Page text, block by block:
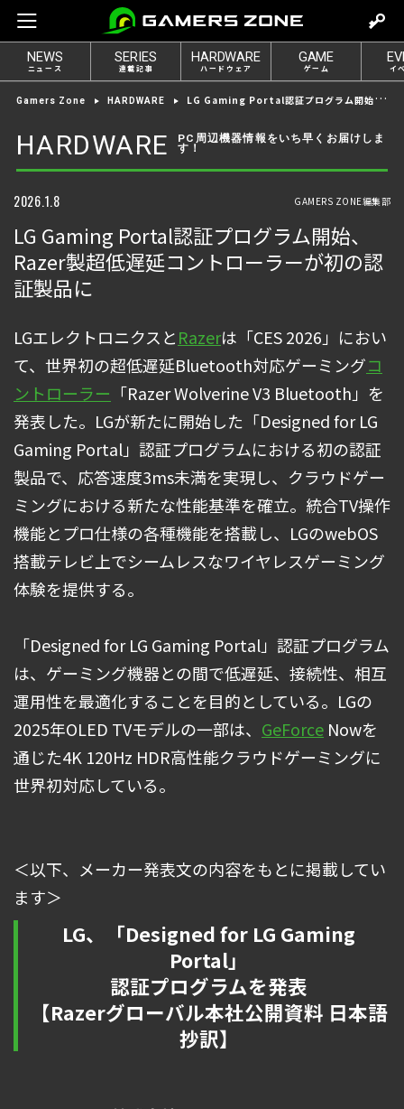
e
t
o
o
g
n
NEWS
ニュース
SERIES
連載記事
HARDWARE
ハードウェア
GAME
ゲーム イ
Gamers Zone HARDWARE LG Gaming Portal認証プログラム開始、Razer製超低遅延コントローラーが初の認証製品に
HARDWARE PC周辺機器情報をいち早くお届けしま
す！
2026.1.8 GAMERS ZONE編集部
LG Gaming Portal認証プログラム開始、
Razer製超低遅延コントローラーが初の認
証製品に
LGエレクトロニクスとRazerは「CES 2026」におい
て、世界初の超低遅延Bluetooth対応ゲーミングコ
ントローラー 「Razer Wolverine V3 Bluetooth」を
発表した。LGが新たに開始した「Designed for LG
Gaming Portal」認証プログラムにおける初の認証
製品で、応答速度3ms未満を実現し、クラウドゲー
ミングにおける新たな性能基準を確立。統合TV操作
機能とプロ仕様の各種機能を搭載し、LGのwebOS
搭載テレビ上でシームレスなワイヤレスゲーミング
体験を提供する。
「Designed for LG Gaming Portal」認証プログラム
は、ゲーミング機器との間で低遅延、接続性、相互
運用性を最適化することを目的としている。LGの
2025年OLED TVモデルの一部は、 GeForce Nowを
通じた4K 120Hz HDR高性能クラウドゲーミングに
世界初対応している。
＜以下、メーカー発表文の内容をもとに掲載してい
ます＞
LG、「Designed for LG Gaming
Portal」
認証プログラムを発表
【Razerグローバル本社公開資料 日本語
抄訳】